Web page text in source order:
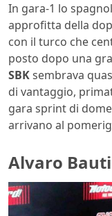
In gara-1 lo
approfitta della
con il turco che
posto dopo una
SBKsembrava
di vantaggio,
gara sprint di
arrivano al
Alvaro